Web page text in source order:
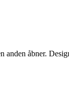
anden åbner.